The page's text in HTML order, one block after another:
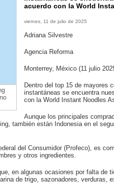
acuerdo con la World
viernes, 11 de julio de 2025
Adriana Silvestre
Agencia Reforma
Monterrey, México (11 julio
Dentro del top 15 de mayores
instantáneas se encuentra
con la World Instant Noodles
Aunque los principales
también están Indonesia en el
del Consumidor (Profeco), es
y otros ingredientes.
en algunas ocasiones por falta de
de trigo, sazonadores, verduras,